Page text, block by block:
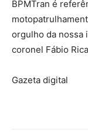
BPMTran é
orgulho da nossa
coronel Fábio
Gazeta digital